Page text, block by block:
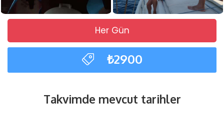
Her Gün
₺2900
Takvimde mevcut tarihler